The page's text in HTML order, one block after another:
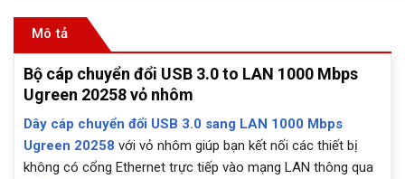
Mô tả
Bộ cáp chuyển đổi USB 3.0 to LAN 1000 Mbps
Ugreen 20258 vỏ nhôm
Dây cáp chuyển đổi USB 3.0 sang LAN 1000 Mbps
Ugreen 20258 với vỏ nhôm giúp bạn kết nối các thiết bị
không có cổng Ethernet trực tiếp vào mạng LAN thông qua